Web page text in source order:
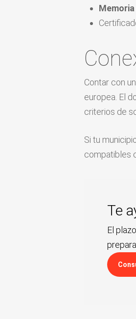
Contar con
europea. El
criterios de
Si tu
compatibles
Te
El